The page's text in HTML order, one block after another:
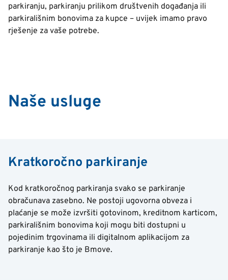
parkiranju, parkiranju prilikom društvenih događanja ili
parkirališnim bonovima za kupce – uvijek imamo pravo
rješenje za vaše potrebe.
Naše usluge
Kratkoročno parkiranje
Kod kratkoročnog parkiranja svako se parkiranje
obračunava zasebno. Ne postoji ugovorna obveza i
plaćanje se može izvršiti gotovinom, kreditnom karticom,
parkirališnim bonovima koji mogu biti dostupni u
pojedinim trgovinama ili digitalnom aplikacijom za
parkiranje kao što je Bmove.